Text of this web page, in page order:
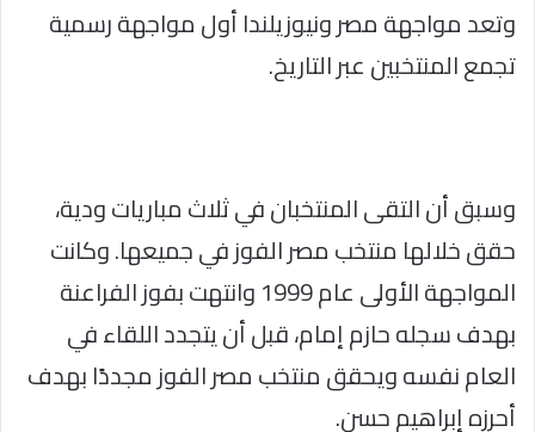
وتعد مواجهة مصر ونيوزيلندا أول مواجهة رسمية
تجمع المنتخبين عبر التاريخ.
وسبق أن التقى المنتخبان في ثلاث مباريات ودية،
حقق خلالها منتخب مصر الفوز في جميعها. وكانت
المواجهة الأولى عام 1999 وانتهت بفوز الفراعنة
بهدف سجله حازم إمام، قبل أن يتجدد اللقاء في
العام نفسه ويحقق منتخب مصر الفوز مجددًا بهدف
أحرزه إبراهيم حسن.